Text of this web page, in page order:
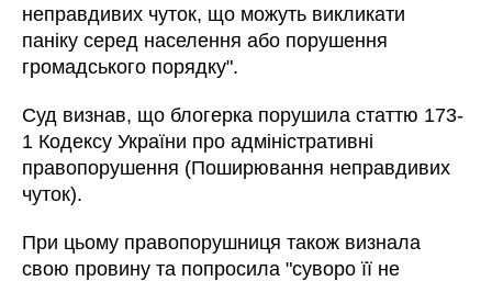
неправдивих чуток, що можуть викликати
паніку серед населення або порушення
громадського порядку".
Суд визнав, що блогерка порушила статтю 173-
1 Кодексу України про адміністративні
правопорушення (Поширювання неправдивих
чуток).
При цьому правопорушниця також визнала
свою провину та попросила "суворо її не